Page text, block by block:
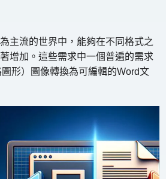
主流的世界中，能夠在不同格式之
增加。這些需求中一個普遍的需求
形）圖像轉換為可編輯的Word文